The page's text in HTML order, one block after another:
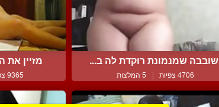
שובבה שמנמונת רוקדת לה ב...
4706 צפיות | 5 המלצות
מזיין את
9365 צפיות